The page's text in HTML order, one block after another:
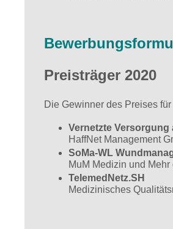
Preisträger 2020
Die Gewinner des Preises
Vernetzte Versorgung
HaffNet Management
SoMa-WL
MuM Medizin und Mehr
TelemedNetz.SH
Medizinisches